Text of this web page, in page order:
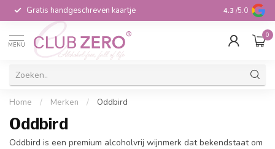
Gratis handgeschreven kaartje Voor 16:00
4.3 /5.0
MENU
0
Home / Merken / Oddbird
Oddbird
Oddbird is een premium alcoholvrij wijnmerk dat bekendstaat om